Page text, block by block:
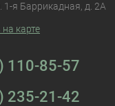
1-я Баррикадная, д. 2А
карте
110-85-57
235-21-42